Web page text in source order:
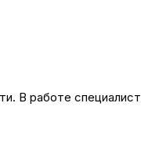
В работе